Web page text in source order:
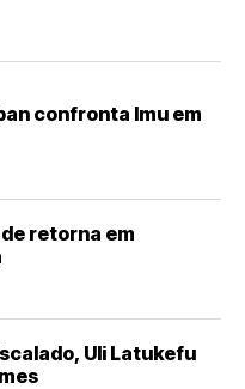
confronta Imu em
retorna em
Uli Latukefu